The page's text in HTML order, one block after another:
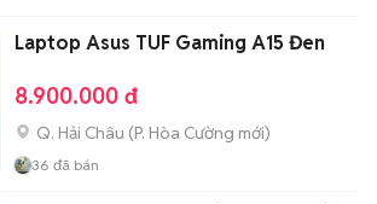
Laptop Asus TUF Gaming A15 Đen
8.900.000 đ
Q. Hải Châu (P. Hòa Cường mới)
36 đã bán